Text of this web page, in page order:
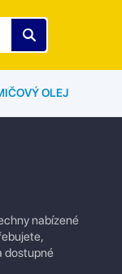
OLEJ
nabízené
dostupné